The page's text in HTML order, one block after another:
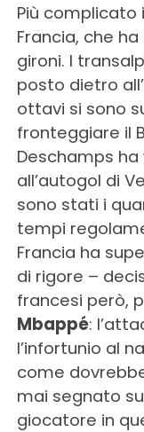
Più complicato
Francia, che
gironi. I
posto dietro
ottavi si sono
fronteggiare il
Deschamps
all’autogol di
sono stati i
tempi
Francia ha
di rigore –
francesi però,
Mbappé:
l’infortunio al
come
mai segnato
giocatore in